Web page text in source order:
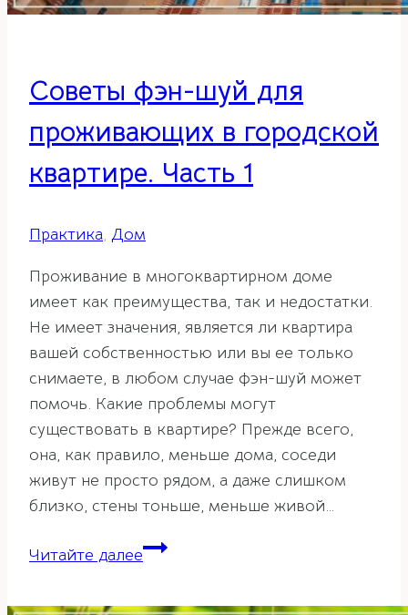
Советы фэн-шуй для
проживающих в городской
квартире. Часть 1
Практика, Дом
Проживание в многоквартирном доме
имеет как преимущества, так и недостатки.
Не имеет значения, является ли квартира
вашей собственностью или вы ее только
снимаете, в любом случае фэн-шуй может
помочь. Какие проблемы могут
существовать в квартире? Прежде всего,
она, как правило, меньше дома, соседи
живут не просто рядом, а даже слишком
близко, стены тоньше, меньше живой…
Читайте далееСоветы